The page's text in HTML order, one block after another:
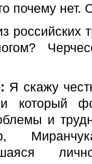
почему
российских
Я скажу
который
и